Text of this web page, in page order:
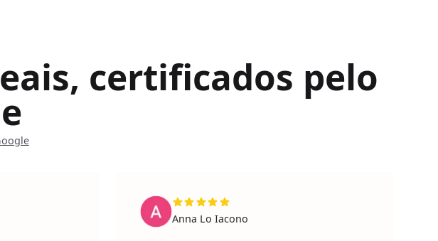
certificados pelo
Anna Lo Iacono